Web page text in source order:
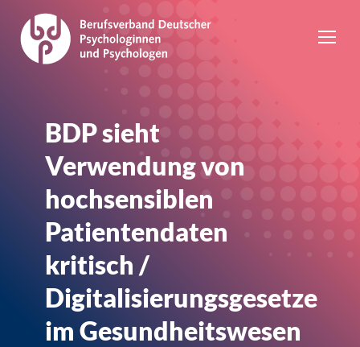
BDP sieht
Verwendung von
hochsensiblen
Patientendaten
kritisch /
Digitalisierungsgesetze
im Gesundheitswesen